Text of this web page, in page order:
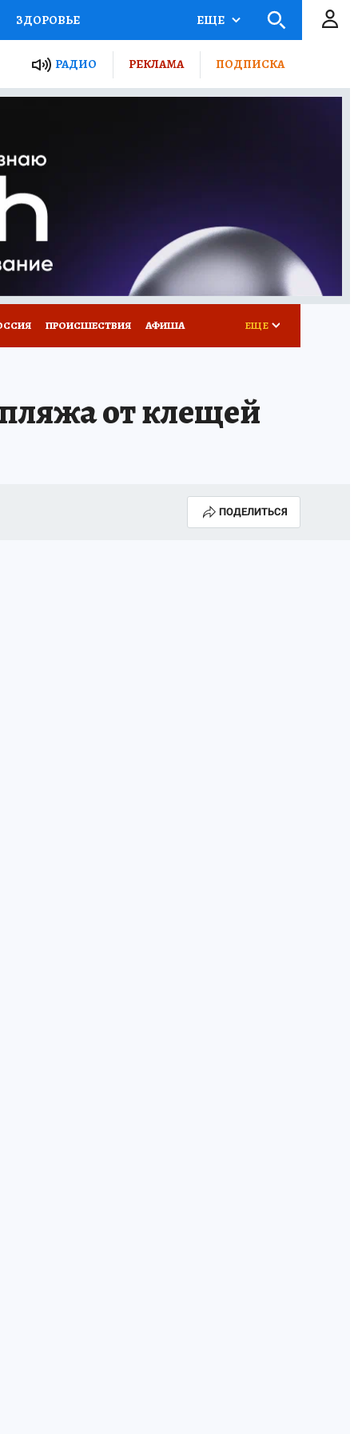
ЗДОРОВЬЕ
РОССИИ
ПУТЕВОДИТЕЛЬ
ПОТРЕБИТЕЛЯ
ЕЩЕ
РАДИО РЕКЛАМА ПОДПИСКА
ПРОИСШЕСТВИЯ АФИША ЕЩЕ
от клещей
ПОДЕЛИТЬСЯ